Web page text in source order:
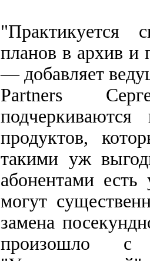
"Практикуется
планов в архив и
— добавляет
Partners
продуктов,
такими уж
абонентами
могут
замена
произошло